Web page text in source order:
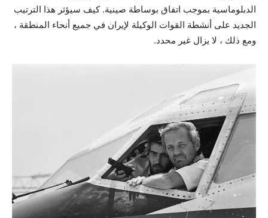
الدبلوماسية بموجب اتفاق بوساطة صينية. كيف سيؤثر هذا الترتيب
الجديد على أنشطة القوات الوكيلة لإيران في جميع أنحاء المنطقة ،
ومع ذلك ، لا يزال غير محدد.